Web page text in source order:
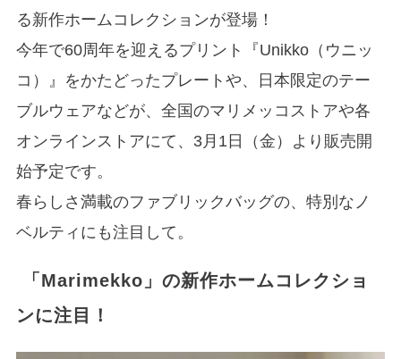
る新作ホームコレクションが登場！
今年で60周年を迎えるプリント『Unikko（ウニッ
コ）』をかたどったプレートや、日本限定のテー
ブルウェアなどが、全国のマリメッコストアや各
オンラインストアにて、3月1日（金）より販売開
始予定です。
春らしさ満載のファブリックバッグの、特別なノ
ベルティにも注目して。
「Marimekko」の新作ホームコレクショ
ンに注目！